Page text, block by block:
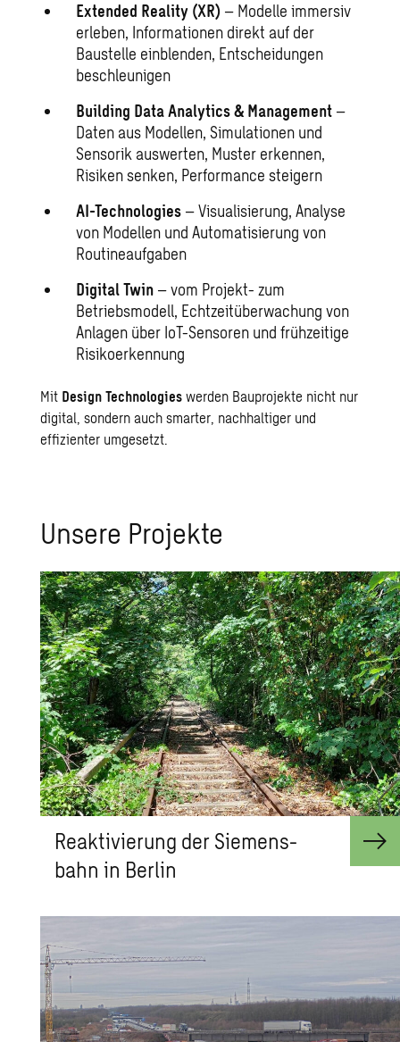
Extended Reality (XR) – Modelle immersiv
erleben, Informationen direkt auf der
Baustelle einblenden, Entscheidungen
beschleunigen
Building Data Analytics & Management –
Daten aus Modellen, Simulationen und
Sensorik auswerten, Muster erkennen,
Risiken senken, Performance steigern
AI-Technologies – Visualisierung, Analyse
von Modellen und Automatisierung von
Routineaufgaben
Digital Twin – vom Projekt- zum
Betriebsmodell, Echtzeitüberwachung von
Anlagen über IoT-Sensoren und frühzeitige
Risikoerkennung
Mit Design Technologies werden Bauprojekte nicht nur
digital, sondern auch smarter, nachhaltiger und
effizienter umgesetzt.
Un­se­re Pro­jek­te
Re­ak­ti­vie­rung der Sie­mens­
bahn in Ber­lin